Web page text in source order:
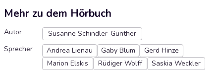
Mehr zu dem Hörbuch
Autor
Susanne Schindler-Günther
Sprecher
Andrea Lienau Gaby Blum
Gerd Hinze
Marion Elskis
Rüdiger Wolff
Saskia Weckler